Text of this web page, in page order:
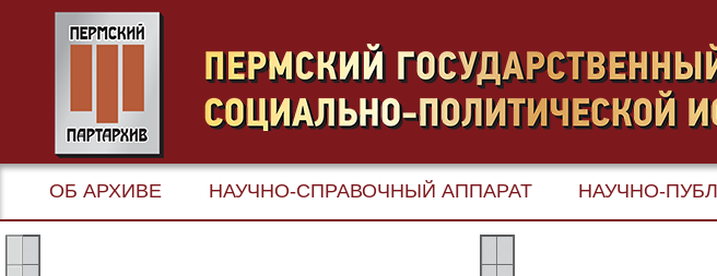
ОБ АРХИВЕ НАУЧНО-СПРАВОЧНЫЙ АППАРАТ НАУЧНО-